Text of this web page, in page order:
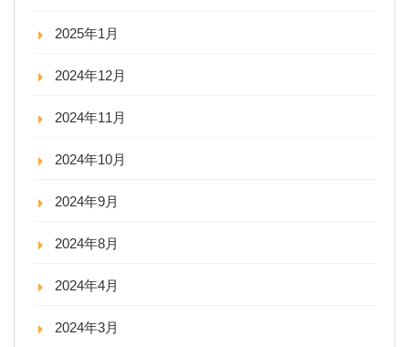
2025年1月
2024年12月
2024年11月
2024年10月
2024年9月
2024年8月
2024年4月
2024年3月